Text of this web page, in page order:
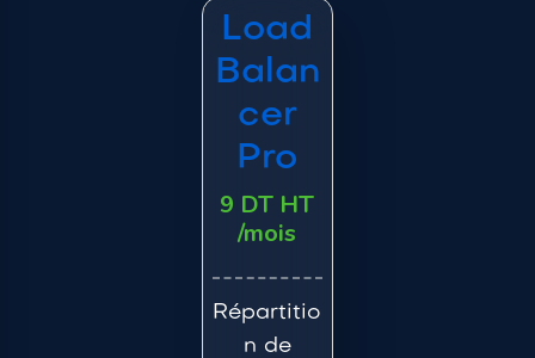
Load
Balan
cer
Pro
9 DT HT
/mois
Répartitio
n de